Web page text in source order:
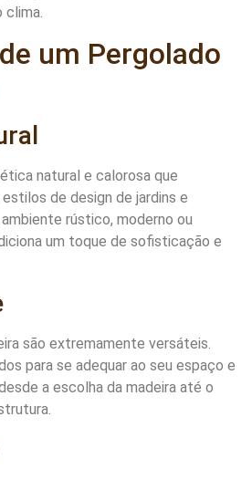
clima.
um Pergolado
natural e calorosa que
de design de jardins e
rústico, moderno ou
um toque de sofisticação e
são extremamente versáteis.
para se adequar ao seu espaço e
a escolha da madeira até o